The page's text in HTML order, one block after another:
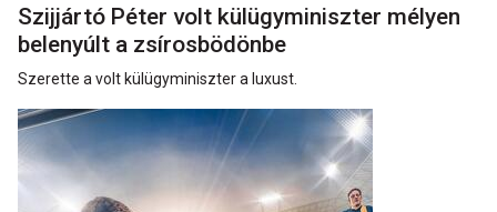
Szijjártó Péter volt külügyminiszter mélyen
belenyúlt a zsírosbödönbe
Szerette a volt külügyminiszter a luxust.